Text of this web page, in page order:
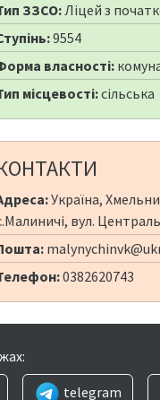
ЗЗСО:Ліцей з
9554
власності:
місцевості:сільська
Україна,
вул.
0382620743
telegram